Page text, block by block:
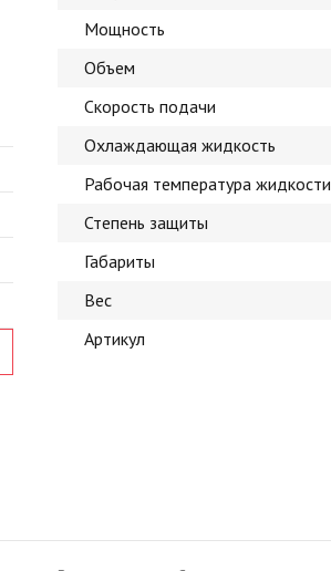
Мощность
Объем
Скорость подачи
Охлаждающая жидкость
Рабочая температура жидкости
Степень защиты
Габариты
Вес
Артикул